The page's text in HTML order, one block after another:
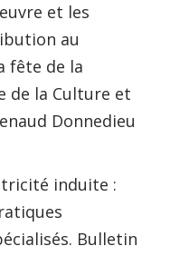
et les
au
fête de la
de la Culture et
Donnedieu
induite :
Bulletin